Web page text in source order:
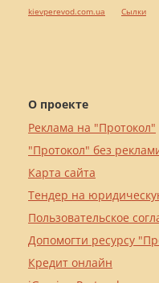
О проекте
Реклама на "Протокол"
"Протокол" без
Карта сайта
Тендер на
Пользовательское
Допомогти ресурсу
Кредит онлайн
kievperevod.com.ua
Cылки